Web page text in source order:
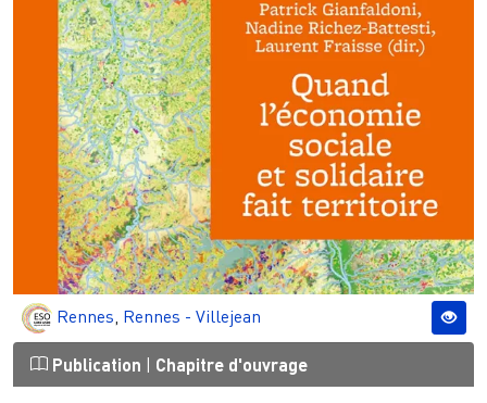
Rennes Rennes - Villejean
Publication | Chapitre d'ouvrage